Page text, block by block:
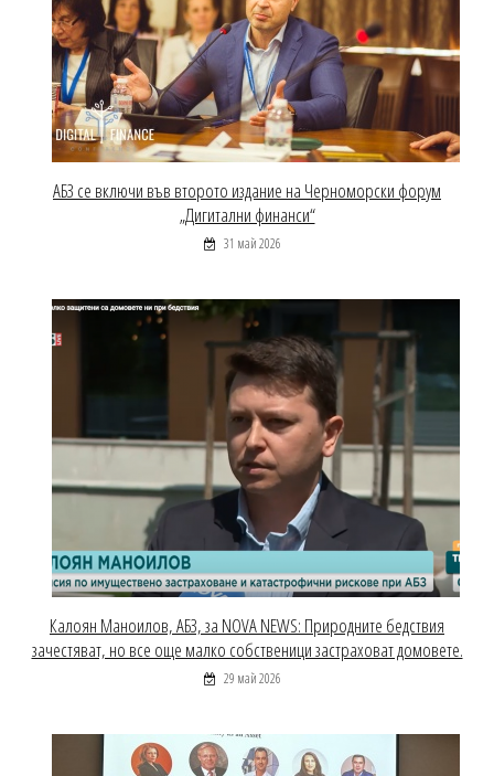
АБЗ се включи във второто издание на Черноморски форум
„Дигитални финанси“
31 май 2026
Калоян Маноилов, АБЗ, за NOVA NEWS: Природните бедствия
зачестяват, но все още малко собственици застраховат домовете.
29 май 2026